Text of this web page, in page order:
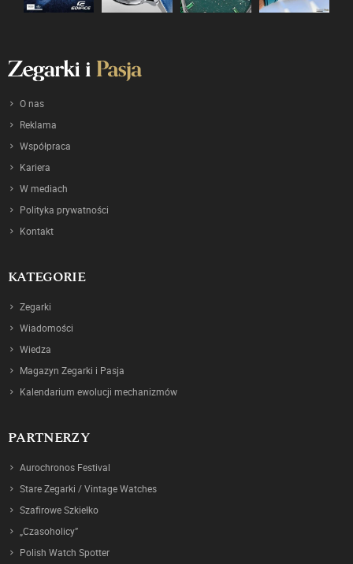
O nas
Reklama
Współpraca
Kariera
W mediach
Polityka prywatności
Kontakt
KATEGORIE
Zegarki
Wiadomości
Wiedza
Magazyn Zegarki i Pasja
Kalendarium ewolucji mechanizmów
PARTNERZY
Aurochronos Festival
Stare Zegarki / Vintage Watches
Szafirowe Szkiełko
„Czasoholicy”
Polish Watch Spotter